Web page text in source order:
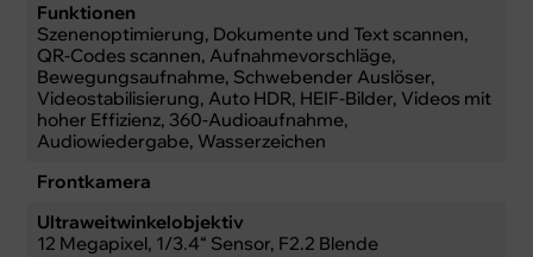
Funktionen
Szenenoptimierung, Dokumente und Text scannen,
QR-Codes scannen, Aufnahmevorschläge,
Bewegungsaufnahme, Schwebender Auslöser,
Videostabilisierung, Auto HDR, HEIF-Bilder, Videos mit
hoher Effizienz, 360-Audioaufnahme,
Audiowiedergabe, Wasserzeichen
Frontkamera
Ultraweitwinkelobjektiv
12 Megapixel, 1/3.4“ Sensor, F2.2 Blende